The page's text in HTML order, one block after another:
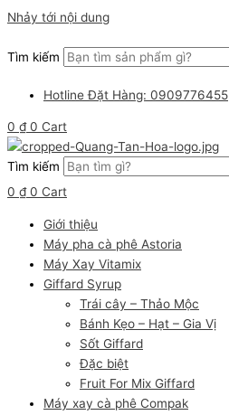
Nhảy tới nội dung
Tìm kiếm
Hotline Đặt Hàng: 0909776455
0 ₫ 0 Cart
Tìm kiếm
0 ₫ 0 Cart
Giới thiệu
Máy pha cà phê Astoria
Máy Xay Vitamix
Giffard Syrup
Trái cây – Thảo Mộc
Bánh Kẹo – Hạt – Gia Vị
Sốt Giffard
Đặc biệt
Fruit For Mix Giffard
Máy xay cà phê Compak